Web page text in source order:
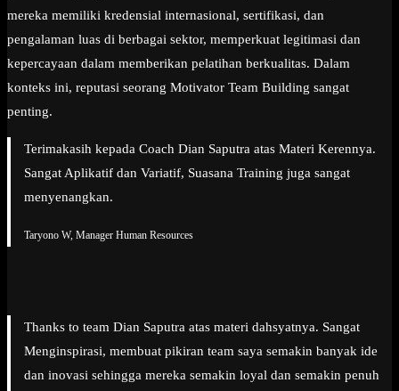
mereka memiliki kredensial internasional, sertifikasi, dan
pengalaman luas di berbagai sektor, memperkuat legitimasi dan
kepercayaan dalam memberikan pelatihan berkualitas. Dalam
konteks ini, reputasi seorang Motivator Team Building sangat
penting.
Terimakasih kepada Coach Dian Saputra atas Materi Kerennya.
Sangat Aplikatif dan Variatif, Suasana Training juga sangat
menyenangkan.
Taryono W, Manager Human Resources
Thanks to team Dian Saputra atas materi dahsyatnya. Sangat
Menginspirasi, membuat pikiran team saya semakin banyak ide
dan inovasi sehingga mereka semakin loyal dan semakin penuh